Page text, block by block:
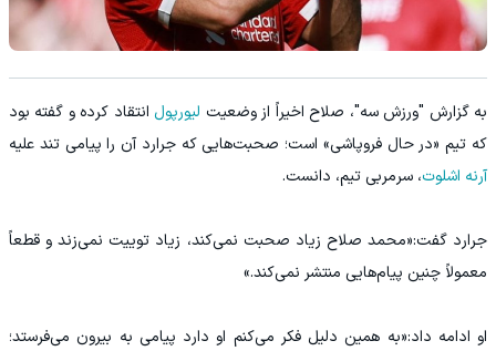
به گزارش "ورزش سه"، صلاح اخیراً از وضعیت لیورپول انتقاد کرده و گفته بود
که تیم «در حال فروپاشی» است؛ صحبت‌هایی که جرارد آن را پیامی تند علیه
آرنه اشلوت، سرمربی تیم، دانست.
جرارد گفت:«محمد صلاح زیاد صحبت نمی‌کند، زیاد توییت نمی‌زند و قطعاً
معمولاً چنین پیام‌هایی منتشر نمی‌کند.»
او ادامه داد:«به همین دلیل فکر می‌کنم او دارد پیامی به بیرون می‌فرستد؛